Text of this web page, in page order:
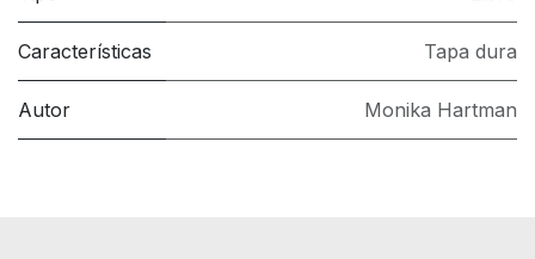
Características Tapa dura
Autor Monika Hartman